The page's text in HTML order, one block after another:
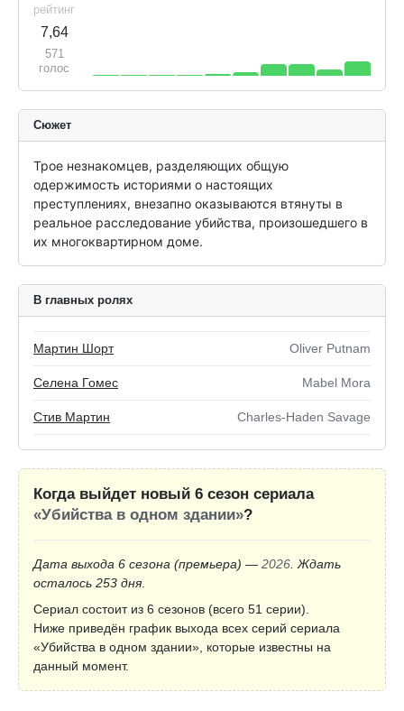
рейтинг
7,64
571
голос
Сюжет
Трое незнакомцев, разделяющих общую
одержимость историями о настоящих
преступлениях, внезапно оказываются втянуты в
реальное расследование убийства, произошедшего в
их многоквартирном доме.
В главных ролях
Мартин Шорт Oliver Putnam
Селена Гомес Mabel Mora
Стив Мартин Charles-Haden Savage
Когда выйдет новый 6 сезон сериала
«Убийства в одном здании»?
Дата выхода 6 сезона (премьера) — 2026. Ждать
осталось 253 дня.
Сериал состоит из 6 сезонов (всего 51 серии).
Ниже приведён график выхода всех серий сериала
«Убийства в одном здании», которые известны на
данный момент.